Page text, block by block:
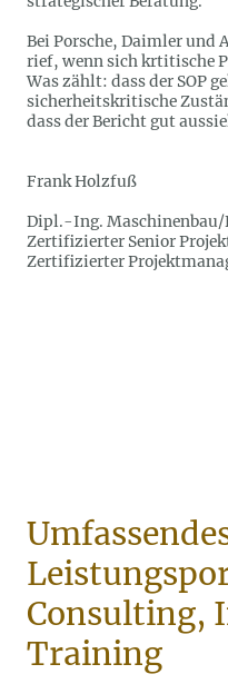
Bei Porsche, Daimler und
rief, wenn sich krtitische
Was zählt: dass der SOP
sicherheitskritische
dass der Bericht gut
Frank Holzfuß
Dipl.-Ing. Maschinenbau/
Zertifizierter Senior
Zertifizierter
Consulting,
Training